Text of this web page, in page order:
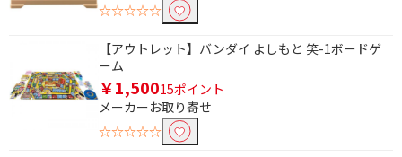
☆☆☆☆☆
【アウトレット】バンダイ よしもと 笑-1ボードゲ
ーム
￥1,50015ポイント
メーカーお取り寄せ
☆☆☆☆☆